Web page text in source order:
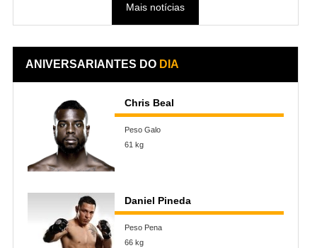
Mais notícias
ANIVERSARIANTES DO DIA
Chris Beal
Peso Galo
61 kg
Daniel Pineda
Peso Pena
66 kg